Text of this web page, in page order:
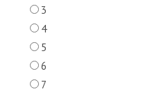
3
4
5
6
7